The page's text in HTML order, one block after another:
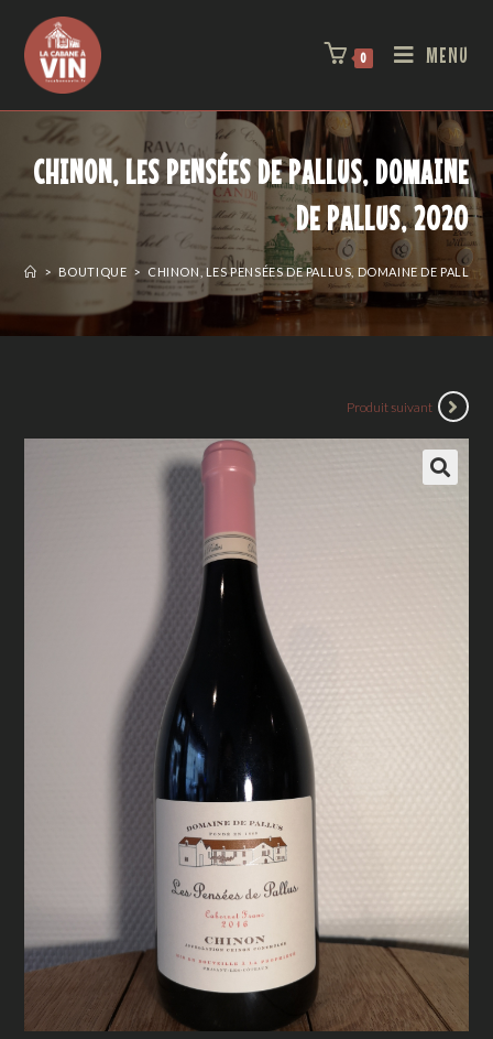
0 MENU
CHINON, LES PENSÉES DE PALLUS, DOMAINE
DE PALLUS, 2020
> BOUTIQUE > CHINON, LES PENSÉES DE PALLUS, DOMAINE DE
Produit suivant